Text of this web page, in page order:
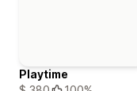
Playtime